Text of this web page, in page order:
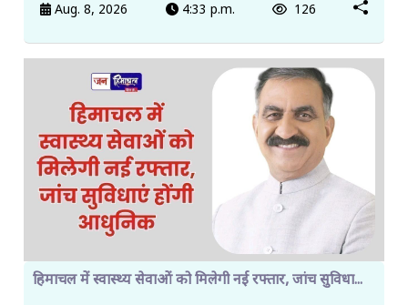
Aug. 8, 2026 4:33 p.m. 126
हिमाचल में स्वास्थ्य सेवाओं को मिलेगी नई रफ्तार, जांच सुविधा...